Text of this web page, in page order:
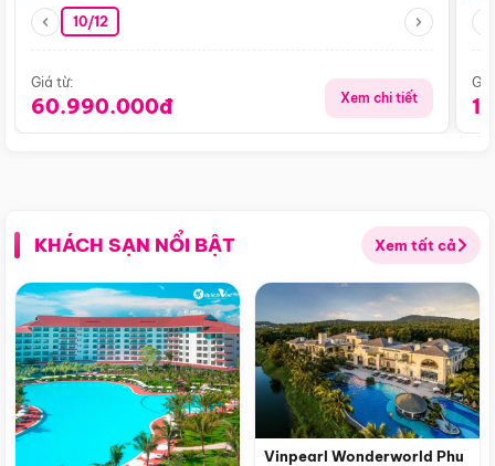
10/12
Giá từ:
60.990.000đ Xem chi tiết
KHÁCH SẠN NỔI BẬT Xem tất cả
Vinpearl Wonderworld Phu